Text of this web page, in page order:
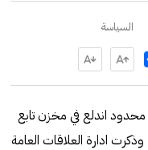
السياسة
اندلع في مخزن تابع
ادارة العلاقات العامة